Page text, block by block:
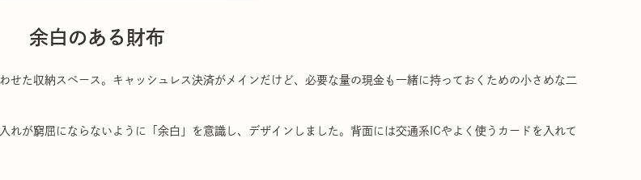
余白のある財布
た収納スペース。キャッシュレス決済がメインだけど、必要な量の現金も一緒に持っておくための小さめな二
が窮屈にならないように「余白」を意識し、デザインしました。背面には交通系ICやよく使うカードを入れて